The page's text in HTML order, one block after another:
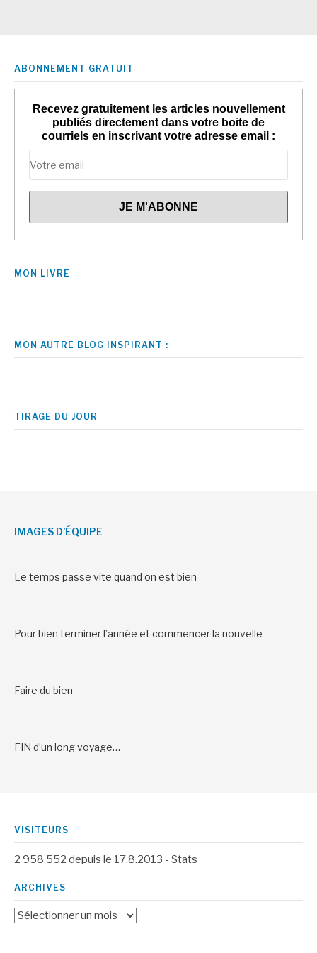
ABONNEMENT GRATUIT
Recevez gratuitement les articles nouvellement
publiés directement dans votre boite de
courriels en inscrivant votre adresse email :
MON LIVRE
MON AUTRE BLOG INSPIRANT :
TIRAGE DU JOUR
IMAGES D’ÉQUIPE
Le temps passe vite quand on est bien
Pour bien terminer l’année et commencer la nouvelle
Faire du bien
FIN d’un long voyage…
VISITEURS
2 958 552 depuis le 17.8.2013 - Stats
ARCHIVES
Archives